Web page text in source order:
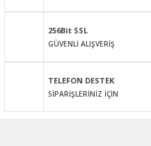
256Bit SSL
GÜVENLİ ALIŞVERİŞ
TELEFON DESTEK
SİPARİŞLERİNİZ İÇİN